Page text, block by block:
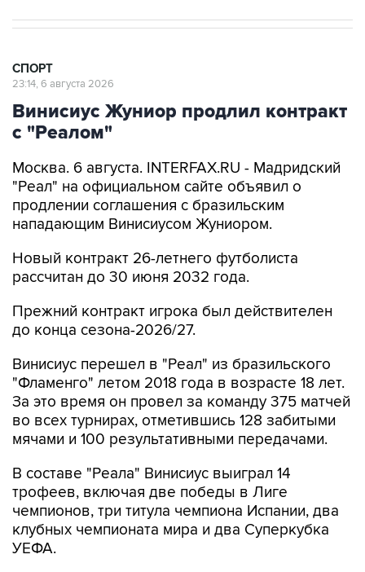
СПОРТ
23:14, 6 августа 2026
Винисиус Жуниор продлил контракт
с "Реалом"
Москва. 6 августа. INTERFAX.RU - Мадридский
"Реал" на официальном сайте объявил о
продлении соглашения с бразильским
нападающим Винисиусом Жуниором.
Новый контракт 26-летнего футболиста
рассчитан до 30 июня 2032 года.
Прежний контракт игрока был действителен
до конца сезона-2026/27.
Винисиус перешел в "Реал" из бразильского
"Фламенго" летом 2018 года в возрасте 18 лет.
За это время он провел за команду 375 матчей
во всех турнирах, отметившись 128 забитыми
мячами и 100 результативными передачами.
В составе "Реала" Винисиус выиграл 14
трофеев, включая две победы в Лиге
чемпионов, три титула чемпиона Испании, два
клубных чемпионата мира и два Суперкубка
УЕФА.